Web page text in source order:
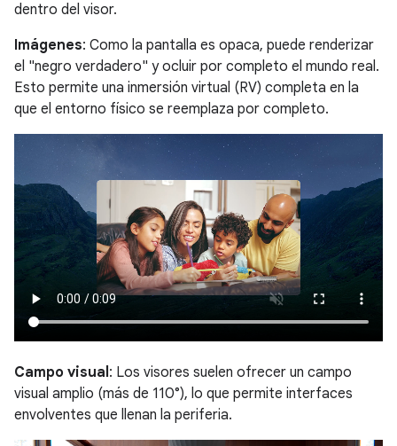
dentro del visor.
Imágenes: Como la pantalla es opaca, puede renderizar
el "negro verdadero" y ocluir por completo el mundo real.
Esto permite una inmersión virtual (RV) completa en la
que el entorno físico se reemplaza por completo.
Campo visual : Los visores suelen ofrecer un campo
visual amplio (más de 110°), lo que permite interfaces
envolventes que llenan la periferia.